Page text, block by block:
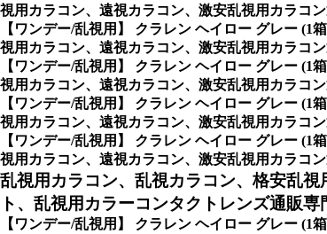
視用カラコン、遠視カラコン、激安乱視用カラコ
【ワンデー/乱視用】 クラレン ヘイロー グレー
視用カラコン、遠視カラコン、激安乱視用カラコ
【ワンデー/乱視用】 クラレン ヘイロー グレー
視用カラコン、遠視カラコン、激安乱視用カラコ
【ワンデー/乱視用】 クラレン ヘイロー グレー
視用カラコン、遠視カラコン、激安乱視用カラコ
【ワンデー/乱視用】 クラレン ヘイロー グレー
視用カラコン、遠視カラコン、激安乱視用カラコ
乱視用カラコン、乱視カラコン、格安乱
ト、乱視用カラーコンタクトレンズ通販専
【ワンデー/乱視用】 クラレン ヘイロー グレー